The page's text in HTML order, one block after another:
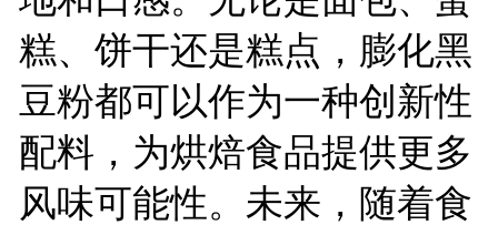
糕、饼干还是糕点，膨化黑
豆粉都可以作为一种创新性
配料，为烘焙食品提供更多
风味可能性。未来，随着食